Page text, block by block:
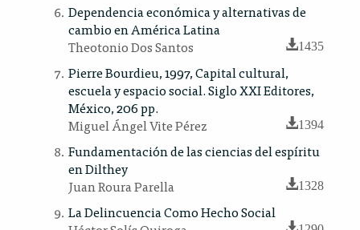
Dependencia económica y alternativas de
cambio en América Latina
Theotonio Dos Santos
1435
Pierre Bourdieu, 1997, Capital cultural,
escuela y espacio social. Siglo XXI Editores,
México, 206 pp.
Miguel Ángel Vite Pérez
1394
Fundamentación de las ciencias del espíritu
en Dilthey
Juan Roura Parella
1328
La Delincuencia Como Hecho Social